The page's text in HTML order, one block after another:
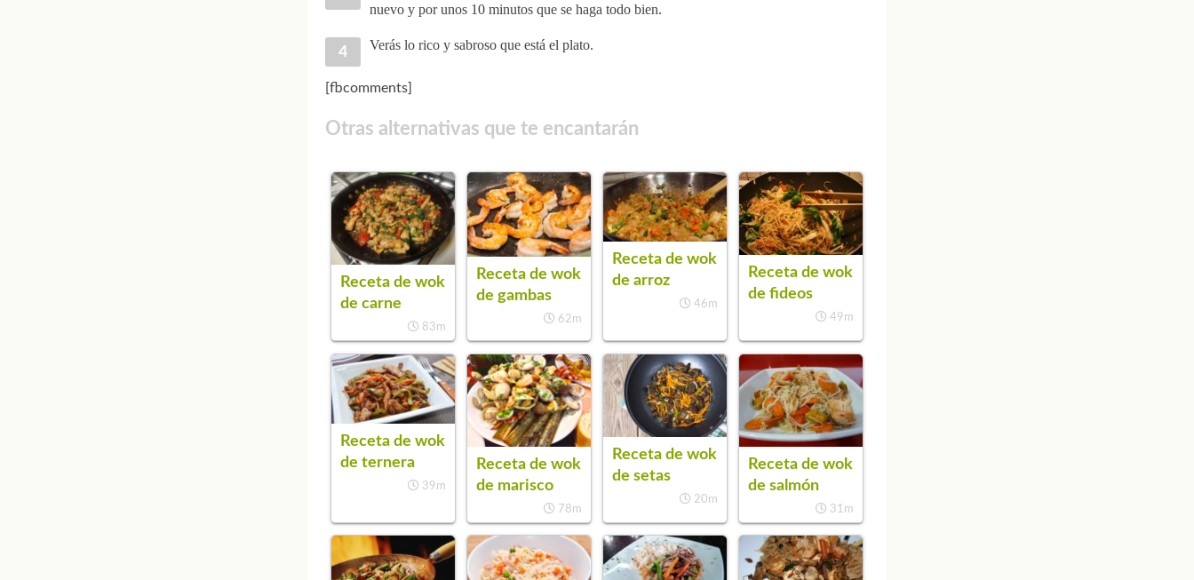
nuevo y por unos 10 minutos que se haga todo bien.
Verás lo rico y sabroso que está el plato.
[fbcomments]
Otras alternativas que te encantarán
Receta de wok
de carne
83m
Receta de wok
de gambas
62m
Receta de wok
de arroz
46m
Receta de wok
de fideos
49m
Receta de wok
de ternera
39m
Receta de wok
de marisco
78m
Receta de wok
de setas
20m
Receta de wok
de salmón
31m